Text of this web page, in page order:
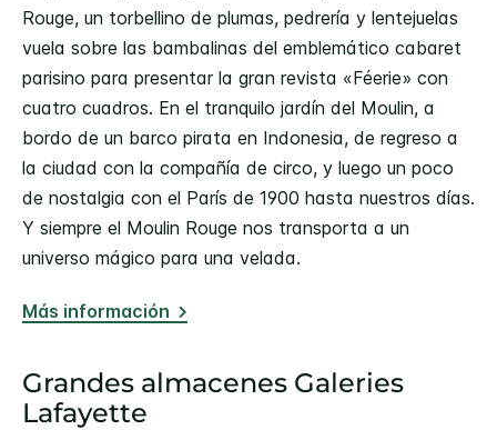
Rouge, un torbellino de plumas, pedrería y lentejuelas
vuela sobre las bambalinas del emblemático cabaret
parisino para presentar la gran revista «Féerie» con
cuatro cuadros. En el tranquilo jardín del Moulin, a
bordo de un barco pirata en Indonesia, de regreso a
la ciudad con la compañía de circo, y luego un poco
de nostalgia con el París de 1900 hasta nuestros días.
Y siempre el Moulin Rouge nos transporta a un
universo mágico para una velada.
Más información
Grandes almacenes Galeries
Lafayette